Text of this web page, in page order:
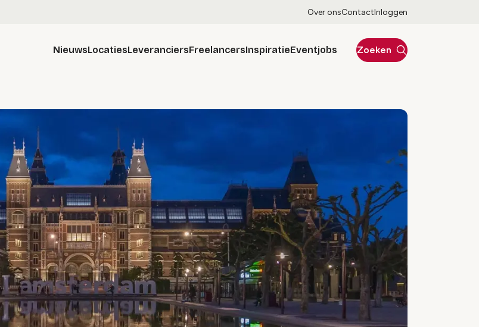
Over onsContactInloggen
NieuwsLocatiesLeveranciersFreelancersInspiratieEventjobs Zoeken